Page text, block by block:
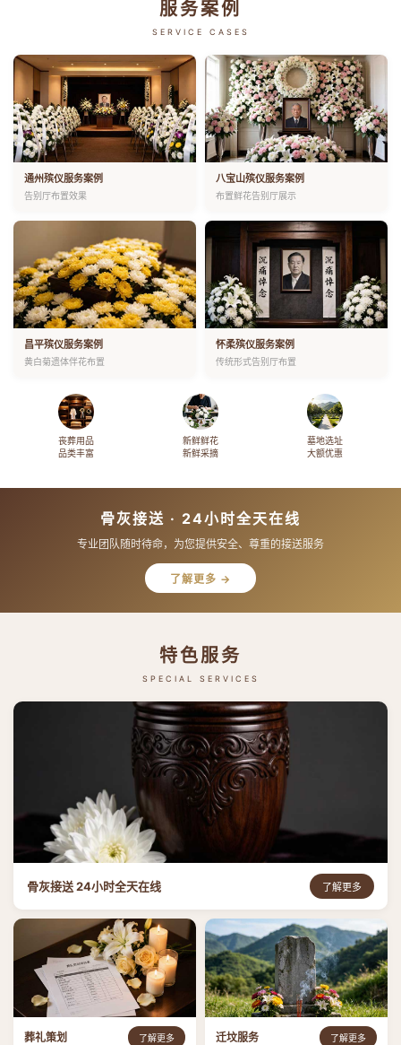
服务案例
SERVICE CASES
通州殡仪服务案例
告别厅布置效果
八宝山殡仪服务案例
布置鲜花告别厅展示
昌平殡仪服务案例
黄白菊遗体伴花布置
怀柔殡仪服务案例
传统形式告别厅布置
丧葬用品
品类丰富
新鲜鲜花
新鲜采摘
墓地选址
大额优惠
骨灰接送 · 24小时全天在线
专业团队随时待命，为您提供安全、尊重的接送服务
了解更多 →
特色服务
SPECIAL SERVICES
骨灰接送 24小时全天在线 了解更多
葬礼策划 了解更多 迁坟服务 了解更多